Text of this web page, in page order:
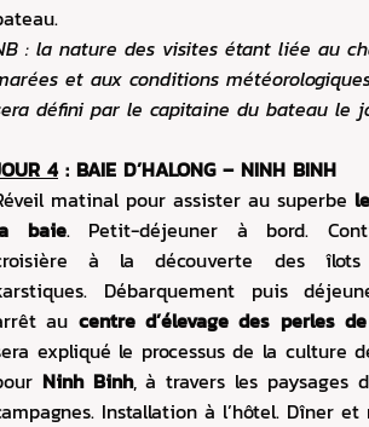
: la nature des visites étant liée au
et aux conditions
défini par le capitaine du bateau le
4: BAIE D’HALONG – NINH BINH
matinal pour assister au superbe
baie. Petit-déjeuner à bord.
à la découverte des
Débarquement puis
au centre d’élevage des perles
expliqué le processus de la culture
Ninh Binh, à travers les paysages
Installation à l’hôtel. Dîner et